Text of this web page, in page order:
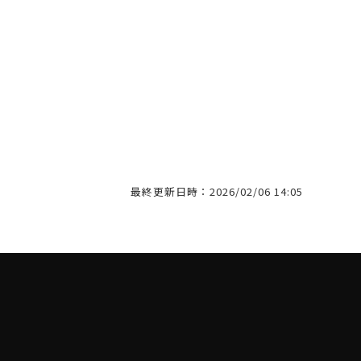
最終更新日時：2026/02/06 14:05